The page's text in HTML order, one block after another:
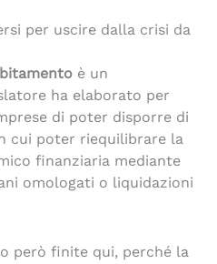
per uscire dalla crisi da
è un
ha elaborato per
di poter disporre di
cui poter riequilibrare la
finanziaria mediante
omologati o liquidazioni
però finite qui, perché la